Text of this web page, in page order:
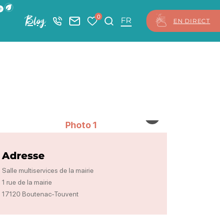
la barre de navigation du mode éco
Blog +33 5 46 08 21 00
Nous contacter
Mes favoris
0 Je recherche
FR EN DIRECT
Photo 1, © Mairie
Adresse
Salle multiservices de la mairie
1 rue de la mairie
17120 Boutenac-Touvent